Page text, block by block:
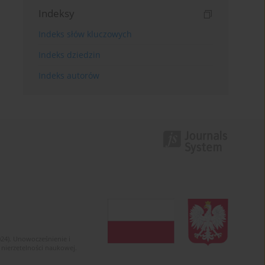
Indeksy
Indeks słów kluczowych
Indeks dziedzin
Indeks autorów